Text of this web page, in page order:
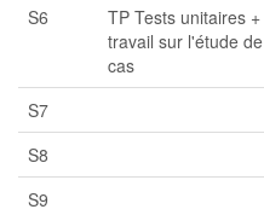
S6
TP Tests unitaires +
travail sur l'étude de
cas
S7
S8
S9